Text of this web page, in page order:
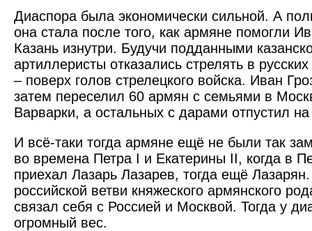
Диаспора была экономически сильной. А
она стала после того, как армяне помогли
Казань изнутри. Будучи подданными
артиллеристы отказались стрелять в
– поверх голов стрелецкого войска. Иван
затем переселил 60 армян с семьями в
Варварки, а остальных с дарами отпустил
И всё-таки тогда армяне ещё не были так
во времена Петра I и Екатерины II, когда в
приехал Лазарь Лазарев, тогда ещё
российской ветви княжеского армянского
связал себя с Россией и Москвой. Тогда у
огромный вес.